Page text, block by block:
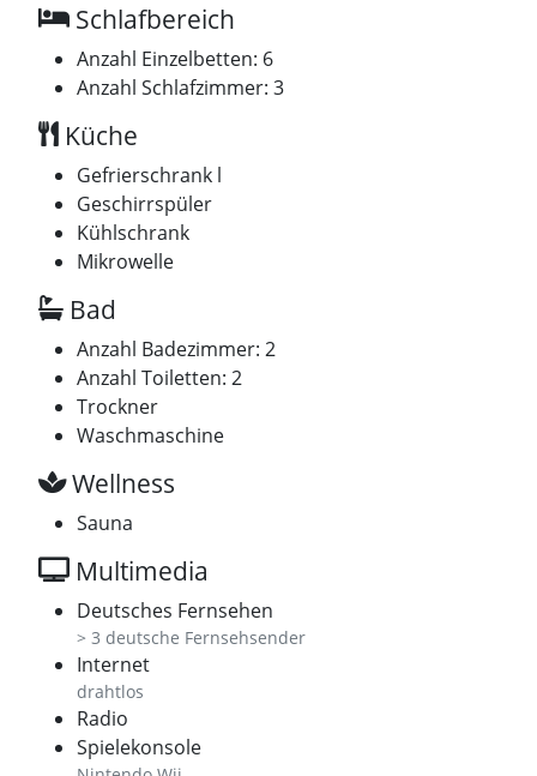
Schlafbereich
Anzahl Einzelbetten: 6
Anzahl Schlafzimmer: 3
Küche
Gefrierschrank l
Geschirrspüler
Kühlschrank
Mikrowelle
Bad
Anzahl Badezimmer: 2
Anzahl Toiletten: 2
Trockner
Waschmaschine
Wellness
Sauna
Multimedia
Deutsches Fernsehen
> 3 deutsche Fernsehsender
Internet
drahtlos
Radio
Spielekonsole